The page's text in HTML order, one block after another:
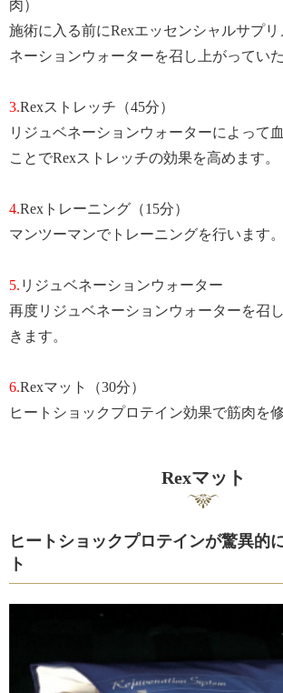
肉）
施術に入る前にRexエッセンシャルサプ
ネーションウォーターを召し上がっていた
3.Rexストレッチ（45分）
リジュベネーションウォーターによって
ことでRexストレッチの効果を高めます。
4.Rexトレーニング（15分）
マンツーマンでトレーニングを行います。
5. リジュベネーションウォーター
再度リジュベネーションウォーターを召
きます。
6.Rexマット（30分）
ヒートショックプロテイン効果で筋肉を
Rexマット
ヒートショックプロテインが驚異的
ト